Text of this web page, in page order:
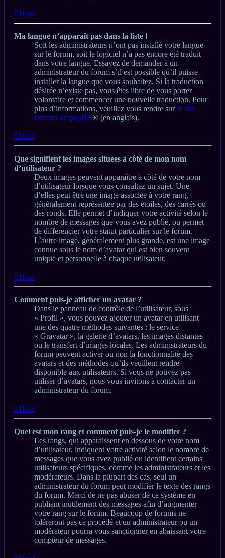
Haut
Ma langue n’apparaît pas dans la liste !
Soit les administrateurs n’ont pas installé votre langue
sur le forum, soit le logiciel n’a pas encore été traduit
dans votre langue. Essayez de demander à un
administrateur du forum s’il est possible qu’il puisse
installer la langue que vous souhaitez. Si la traduction
désirée n’existe pas, vous êtes libre de vous porter
volontaire et commencer une nouvelle traduction. Pour
plus d’informations, veuillez vous rendre surle site
internet de phpBB® (en anglais).
Haut
Que signifient les images situées à côté de mon nom
d’utilisateur ?
Deux images peuvent apparaître à côté de votre nom
d’utilisateur lorsque vous consultez un sujet. Une
d’elles peut être une image associée à votre rang,
généralement représentée par des étoiles, des carrés ou
des ronds. Elle permet d’indiquer votre activité selon le
nombre de messages que vous avez publié, ou permet
de différencier votre statut particulier sur le forum.
L’autre image, généralement plus grande, est une image
connue sous le nom d’avatar qui est bien souvent
unique et personnelle à chaque utilisateur.
Haut
Comment puis-je afficher un avatar ?
Dans le panneau de contrôle de l’utilisateur, sous
« Profil », vous pouvez ajouter un avatar en utilisant
une des quatre méthodes suivantes : le service
« Gravatar », la galerie d’avatars, les images distantes
ou le transfert d’images locales. Les administrateurs du
forum peuvent activer ou non la fonctionnalité des
avatars et des méthodes qu’ils veuillent rendre
disponible aux utilisateurs. Si vous ne pouvez pas
utiliser d’avatars, nous vous invitons à contacter un
administrateur du forum.
Haut
Quel est mon rang et comment puis-je le modifier ?
Les rangs, qui apparaissent en dessous de votre nom
d’utilisateur, indiquent votre activité selon le nombre de
messages que vous avez publié ou identifient certains
utilisateurs spécifiques, comme les administrateurs et les
modérateurs. Dans la plupart des cas, seul un
administrateur du forum peut modifier le texte des rangs
du forum. Merci de ne pas abuser de ce système en
publiant inutilement des messages afin d’augmenter
votre rang sur le forum. Beaucoup de forums ne
toléreront pas ce procédé et un administrateur ou un
modérateur pourra vous sanctionner en abaissant votre
compteur de messages.